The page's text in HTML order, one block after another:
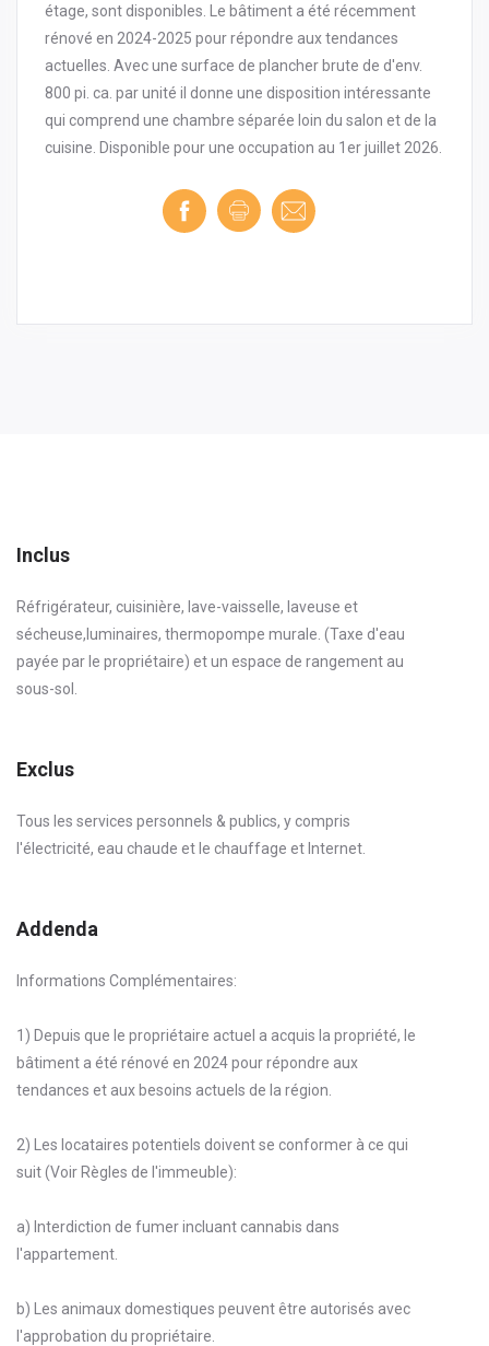
étage, sont disponibles. Le bâtiment a été récemment
rénové en 2024-2025 pour répondre aux tendances
actuelles. Avec une surface de plancher brute de d'env.
800 pi. ca. par unité il donne une disposition intéressante
qui comprend une chambre séparée loin du salon et de la
cuisine. Disponible pour une occupation au 1er juillet 2026.
Inclus
Réfrigérateur, cuisinière, lave-vaisselle, laveuse et
sécheuse,luminaires, thermopompe murale. (Taxe d'eau
payée par le propriétaire) et un espace de rangement au
sous-sol.
Exclus
Tous les services personnels & publics, y compris
l'électricité, eau chaude et le chauffage et Internet.
Addenda
Informations Complémentaires:
1) Depuis que le propriétaire actuel a acquis la propriété, le
bâtiment a été rénové en 2024 pour répondre aux
tendances et aux besoins actuels de la région.
2) Les locataires potentiels doivent se conformer à ce qui
suit (Voir Règles de l'immeuble):
a) Interdiction de fumer incluant cannabis dans
l'appartement.
b) Les animaux domestiques peuvent être autorisés avec
l'approbation du propriétaire.